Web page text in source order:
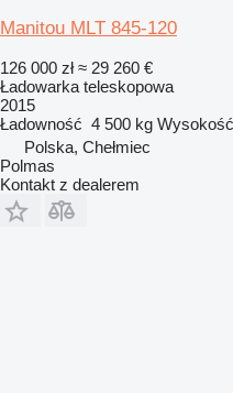
Manitou MLT 845-120
126 000 zł ≈ 29 260 €
Ładowarka teleskopowa
2015
Ładowność 4 500 kg
Polska, Chełmiec
Polmas
Kontakt z dealerem